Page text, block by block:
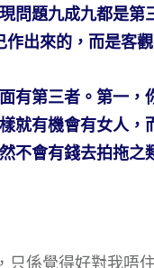
問題九成九都是
出來的，而是客觀
有第三者。第一，
就有機會有女人，
不會有錢去拍拖之
只係覺得好對我唔